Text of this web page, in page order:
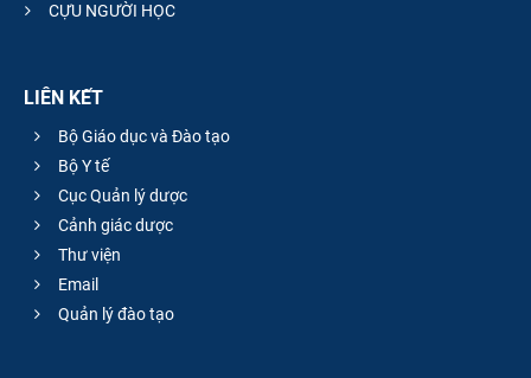
CỰU NGƯỜI HỌC
LIÊN KẾT
Bộ Giáo dục và Đào tạo
Bộ Y tế
Cục Quản lý dược
Cảnh giác dược
Thư viện
Email
Quản lý đào tạo